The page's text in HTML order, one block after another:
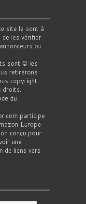
site le sont à
les vérifier
ou
sont © les
retirerons
copyright
droits.
du
participe
Europe
conçu pour
une
de liens vers